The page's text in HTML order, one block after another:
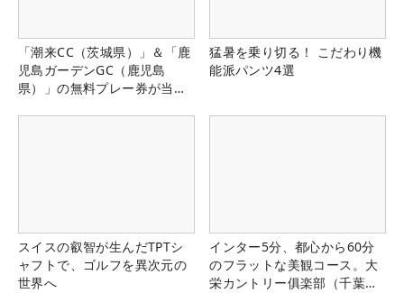
「潮来CC（茨城県）」＆「鹿
児島ガーデンGC（鹿児島
県）」の無料プレー券が当た
猛暑を乗り切る！ こだわり機
能派パンツ4選
スイスの叡智が生んだTPTシ
ャフトで、ゴルフを異次元の
世界へ
インター5分、都心から60分
のフラットな美観コース。大
栄カントリー俱楽部（千葉